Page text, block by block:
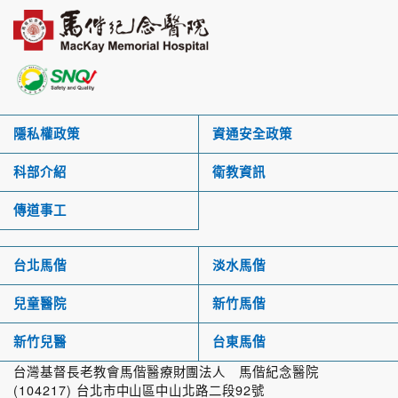
隱私權政策 資通安全政策
科部介紹 衛教資訊
傳道事工
台北馬偕 淡水馬偕
兒童醫院 新竹馬偕
新竹兒醫 台東馬偕
台灣基督長老教會馬偕醫療財團法人 馬偕紀念醫院
(104217) 台北市中山區中山北路二段92號